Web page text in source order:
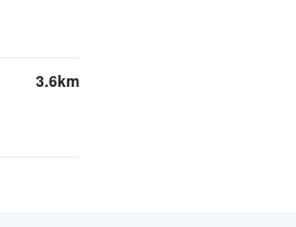
3.6km